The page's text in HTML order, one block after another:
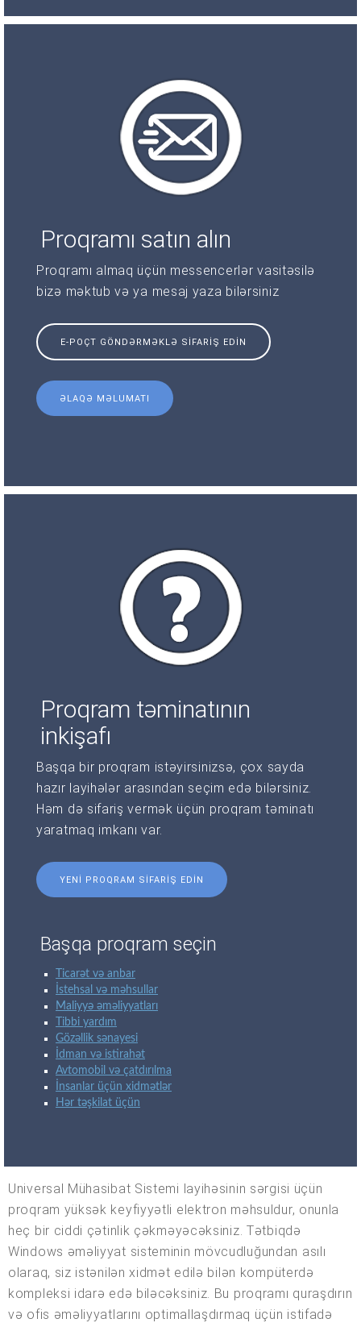
Proqramı satın alın
Proqramı almaq üçün messencerlər vasitəsilə
bizə məktub və ya mesaj yaza bilərsiniz
E-POÇT GÖNDƏRMƏKLƏ SIFARIŞ EDIN
ƏLAQƏ MƏLUMATI
Proqram təminatının
inkişafı
Başqa bir proqram istəyirsinizsə, çox sayda
hazır layihələr arasından seçim edə bilərsiniz.
Həm də sifariş vermək üçün proqram təminatı
yaratmaq imkanı var.
YENI PROQRAM SIFARIŞ EDIN
Başqa proqram seçin
Ticarət və anbar
İstehsal və məhsullar
Maliyyə əməliyyatları
Tibbi yardım
Gözəllik sənayesi
İdman və istirahət
Avtomobil və çatdırılma
İnsanlar üçün xidmətlər
Hər təşkilat üçün
Universal Mühasibat Sistemi layihəsinin sərgisi üçün
proqram yüksək keyfiyyətli elektron məhsuldur, onunla
heç bir ciddi çətinlik çəkməyəcəksiniz. Tətbiqdə
Windows əməliyyat sisteminin mövcudluğundan asılı
olaraq, siz istənilən xidmət edilə bilən kompüterdə
kompleksi idarə edə biləcəksiniz. Bu proqramı quraşdırın
və ofis əməliyyatlarını optimallaşdırmaq üçün istifadə